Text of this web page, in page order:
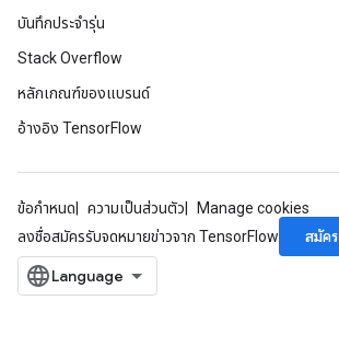
บันทึกประจำรุ่น
Stack Overflow
หลักเกณฑ์ของแบรนด์
อ้างอิง TensorFlow
ข้อกำหนด ความเป็นส่วนตัว
Manage cookies
ลงชื่อสมัครรับจดหมายข่าวจาก TensorFlow
สมัคร